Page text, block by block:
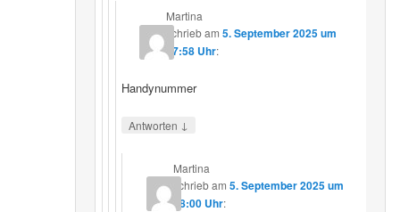
Martina
schriebam5. September 2025 um
17:58 Uhr:
Handynummer
Antworten ↓
Martina
schriebam 5. September 2025 um
18:00 Uhr: